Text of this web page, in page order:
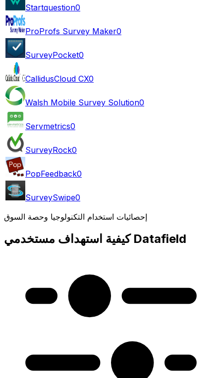
Startquestion0
ProProfs Survey Maker0
SurveyPocket0
CallidusCloud CX0
Walsh Mobile Survey Solution0
Servmetrics0
SurveyRock0
PopFeedback0
SurveySwipe0
إحصائيات استخدام التكنولوجيا وحصة السوق
كيفية استهداف مستخدمي Datafield